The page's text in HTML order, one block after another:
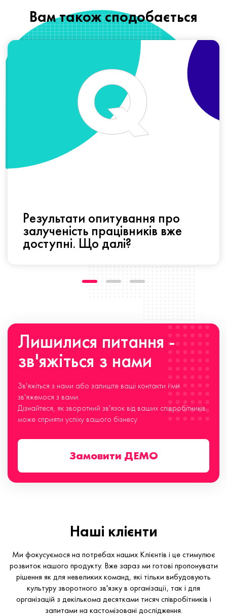
Вам також сподобається
Результати опитування про
залученість працівників вже
доступні. Що далі?
Лишилися питання -
зв'яжіться з нами
Зв'яжіться з нами або залиште ваші контакти і ми
зв'яжемося з вами.
Дізнайтеся, як зворотний зв'язок від ваших співробітників
може сприяти успіху вашого бізнесу
Замовити ДЕМО
Наші клієнти
Ми фокусуємося на потребах наших Клієнтів і це стимулює
розвиток нашого продукту. Вже зараз ми готові пропонувати
рішення як для невеликих команд, які тільки вибудовують
культуру зворотного зв'язку в організації, так і для
організацій з декількома десятками тисяч співробітників і
запитами на кастомізовані дослідження.